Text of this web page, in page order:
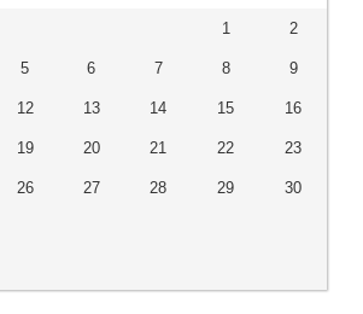
1 2
5 6 7 8 9
12 13 14 15 16
19 20 21 22 23
26 27 28 29 30